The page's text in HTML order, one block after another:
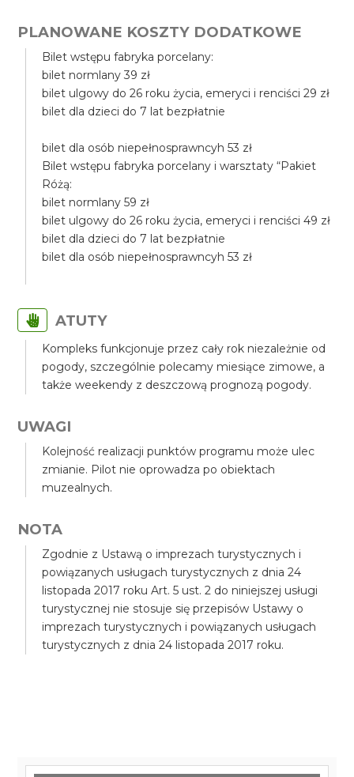
PLANOWANE KOSZTY DODATKOWE
Bilet wstępu fabryka porcelany:
bilet normlany 39 zł
bilet ulgowy do 26 roku życia, emeryci i renciści 29 zł
bilet dla dzieci do 7 lat bezpłatnie
bilet dla osób niepełnosprawncyh 53 zł
Bilet wstępu fabryka porcelany i warsztaty “Pakiet
Różą:
bilet normlany 59 zł
bilet ulgowy do 26 roku życia, emeryci i renciści 49 zł
bilet dla dzieci do 7 lat bezpłatnie
bilet dla osób niepełnosprawncyh 53 zł
ATUTY
Kompleks funkcjonuje przez cały rok niezależnie od
pogody, szczególnie polecamy miesiące zimowe, a
także weekendy z deszczową prognozą pogody.
UWAGI
Kolejność realizacji punktów programu może ulec
zmianie. Pilot nie oprowadza po obiektach
muzealnych.
NOTA
Zgodnie z Ustawą o imprezach turystycznych i
powiązanych usługach turystycznych z dnia 24
listopada 2017 roku Art. 5 ust. 2 do niniejszej usługi
turystycznej nie stosuje się przepisów Ustawy o
imprezach turystycznych i powiązanych usługach
turystycznych z dnia 24 listopada 2017 roku.